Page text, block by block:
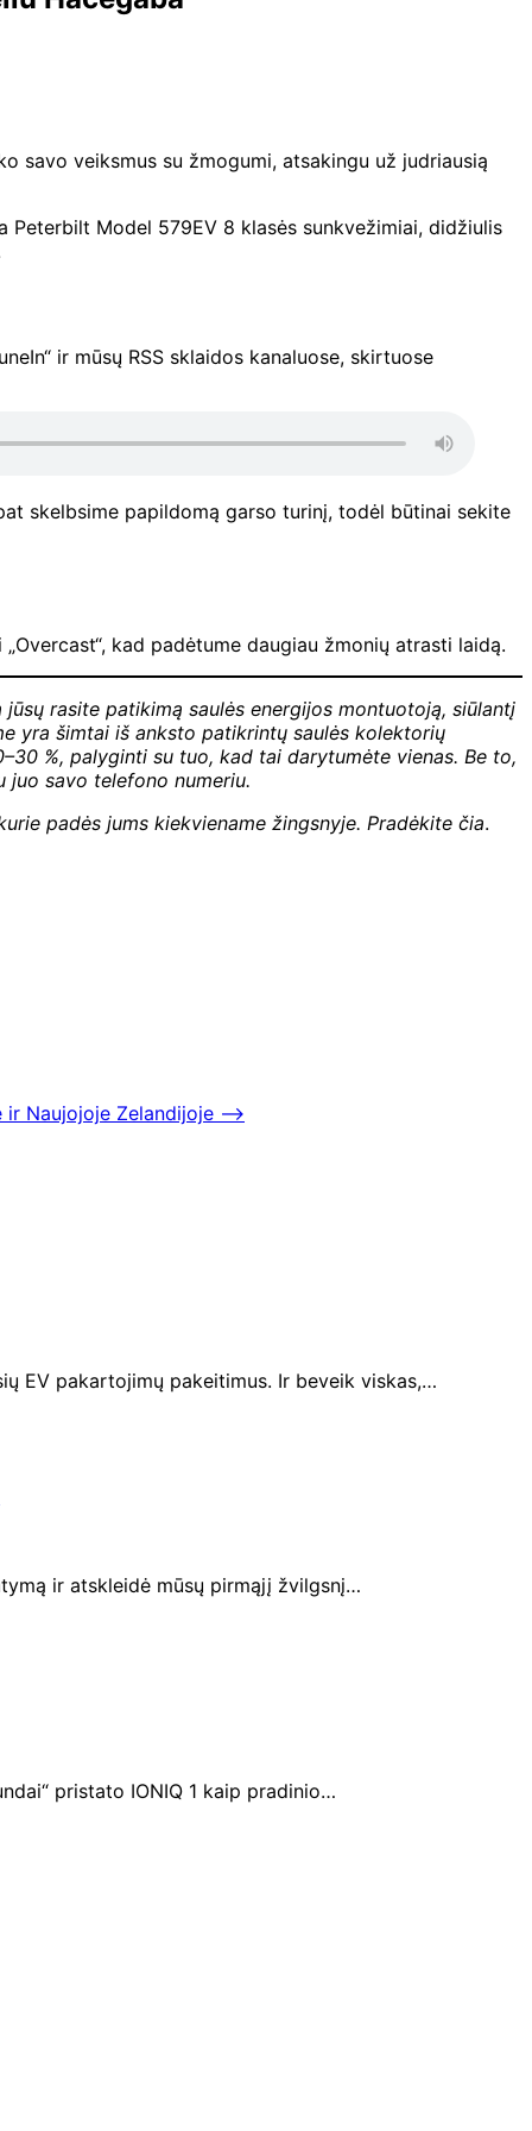
savo veiksmus su žmogumi, atsakingu už judriausią
Model 579EV 8 klasės sunkvežimiai, didžiulis
ir mūsų RSS sklaidos kanaluose, skirtuose
skelbsime papildomą garso turinį, todėl būtinai sekite
kad padėtume daugiau žmonių atrasti laidą.
rasite patikimą saulės energijos montuotoją, siūlantį
yra šimtai iš anksto patikrintų saulės kolektorių
%, palyginti su tuo, kad tai darytumėte vienas. Be to,
juo savo telefono numeriu.
padės jums kiekviename žingsnyje. Pradėkite čia.
ir Naujojoje Zelandijoje ⟶
EV pakartojimų pakeitimus. Ir beveik viskas,…
ir atskleidė mūsų pirmąjį žvilgsnį…
pristato IONIQ 1 kaip pradinio…